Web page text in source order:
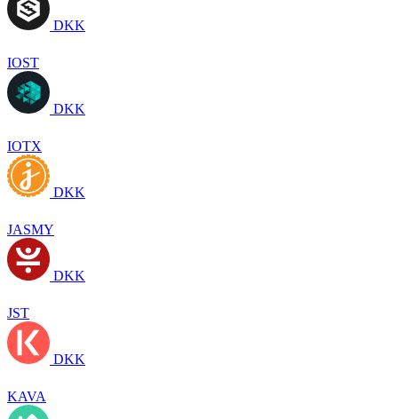
DKK
IOST
DKK
IOTX
DKK
JASMY
DKK
JST
DKK
KAVA